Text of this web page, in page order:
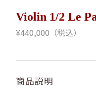
Violin 1/2 Le
¥440,000（税込）
商品説明